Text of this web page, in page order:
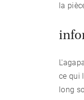
la
ce qui
long